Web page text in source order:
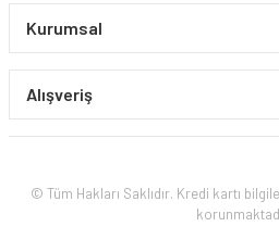
Kurumsal
Alışveriş
© Tüm Hakları Saklıdır. Kredi kartı